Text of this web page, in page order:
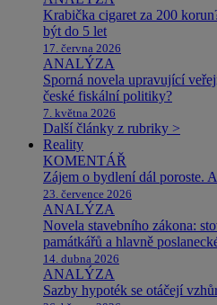
Krabička cigaret za 200
být do 5 let
17. června 2026
ANALÝZA
Sporná novela upravující
české fiskální politiky?
7. května 2026
Další články z rubriky >
Reality
KOMENTÁŘ
Zájem o bydlení dál poroste.
23. července 2026
ANALÝZA
Novela stavebního zákona:
památkářů a hlavně
14. dubna 2026
ANALÝZA
Sazby hypoték se otáčejí